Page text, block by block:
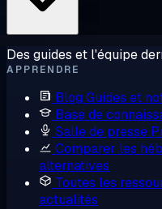
Des guides et l'équipe
APPRENDRE
Blog Guides et
Base de
Salle de presse
Comparer les
alternatives
Toutes les
actualités